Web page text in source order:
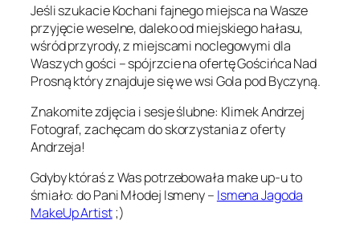
Jeśli szukacie Kochani fajnego miejsca na Wasze
przyjęcie weselne, daleko od miejskiego hałasu,
wśród przyrody, z miejscami noclegowymi dla
Waszych gości – spójrzcie na ofertę Gościńca Nad
Prosną który znajduje się we wsi Gola pod Byczyną.
Znakomite zdjęcia i sesje ślubne: Klimek Andrzej
Fotograf, zachęcam do skorzystania z oferty
Andrzeja!
Gdyby któraś z Was potrzebowała make up-u to
śmiało: do Pani Młodej Ismeny – Ismena Jagoda
MakeUp Artist;)